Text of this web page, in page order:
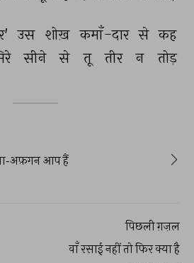
उस शोख़ कमाँ-दार से कह
सीने से तू तीर न तोड़
अफ़गन आप हैं
पिछली ग़ज़ल
वाँ रसाई नहीं तो फिर क्या है